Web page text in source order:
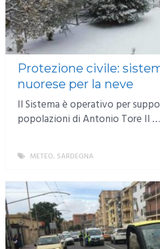
Protezione civile:
nuorese per la neve
Il Sistema è operativo per
popolazioni di Antonio Tore Il …
METEO, SARDEGNA